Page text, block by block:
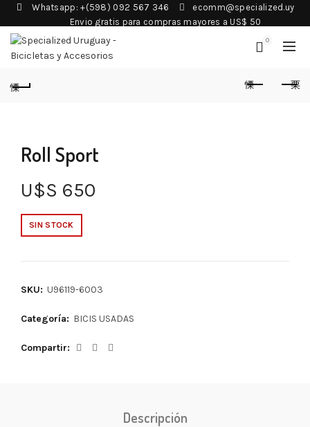
Whatsapp: +(598) 092 567 346
ecomm@specialized.uy
Envio gratis para compras mayores a US$ 50
0
Roll Sport
U$S 650
SIN STOCK
SKU: U96119-6003
Categoría: BICIS USADAS
Compartir
Descripción